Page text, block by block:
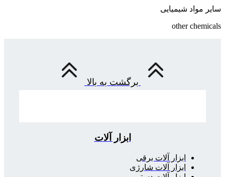
سایر مواد شیمیایی
other chemicals
برگشت به بالا
ابزار آلات
ابزار آلات برقی
ابزار آلات شارژی